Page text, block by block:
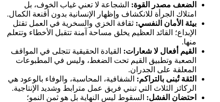
الضعف مصدر القوة: الشجاعة لا تعني غياب الخوف، بل
امتلاك الجرأة للانكشاف وإظهار الإنسانية بدون أقنعة الكمال.
بيئة الأمان النفسي: ثقافة الخزي والسخرية في العمل تقتل
الإبداع؛ القائد العظيم يخلق مساحة آمنة تتقبل الأخطاء وتتعلم
منها.
القيم أفعال لا شعارات: القيادة الحقيقية تتجلى في المواقف
الصعبة وتطبيق القيم تحت الضغط، وليس في المطبوعات
المعلقة على الجدران.
الثقة تُبنى بالتراكم: الشفافية، المحاسبة، والوفاء بالوعود هي
الركائز الثلاث التي تبني فريق عمل مترابط وشديد الإنتاجية.
احتضان الفشل: السقوط ليس النهاية بل هو ثمن النمو؛